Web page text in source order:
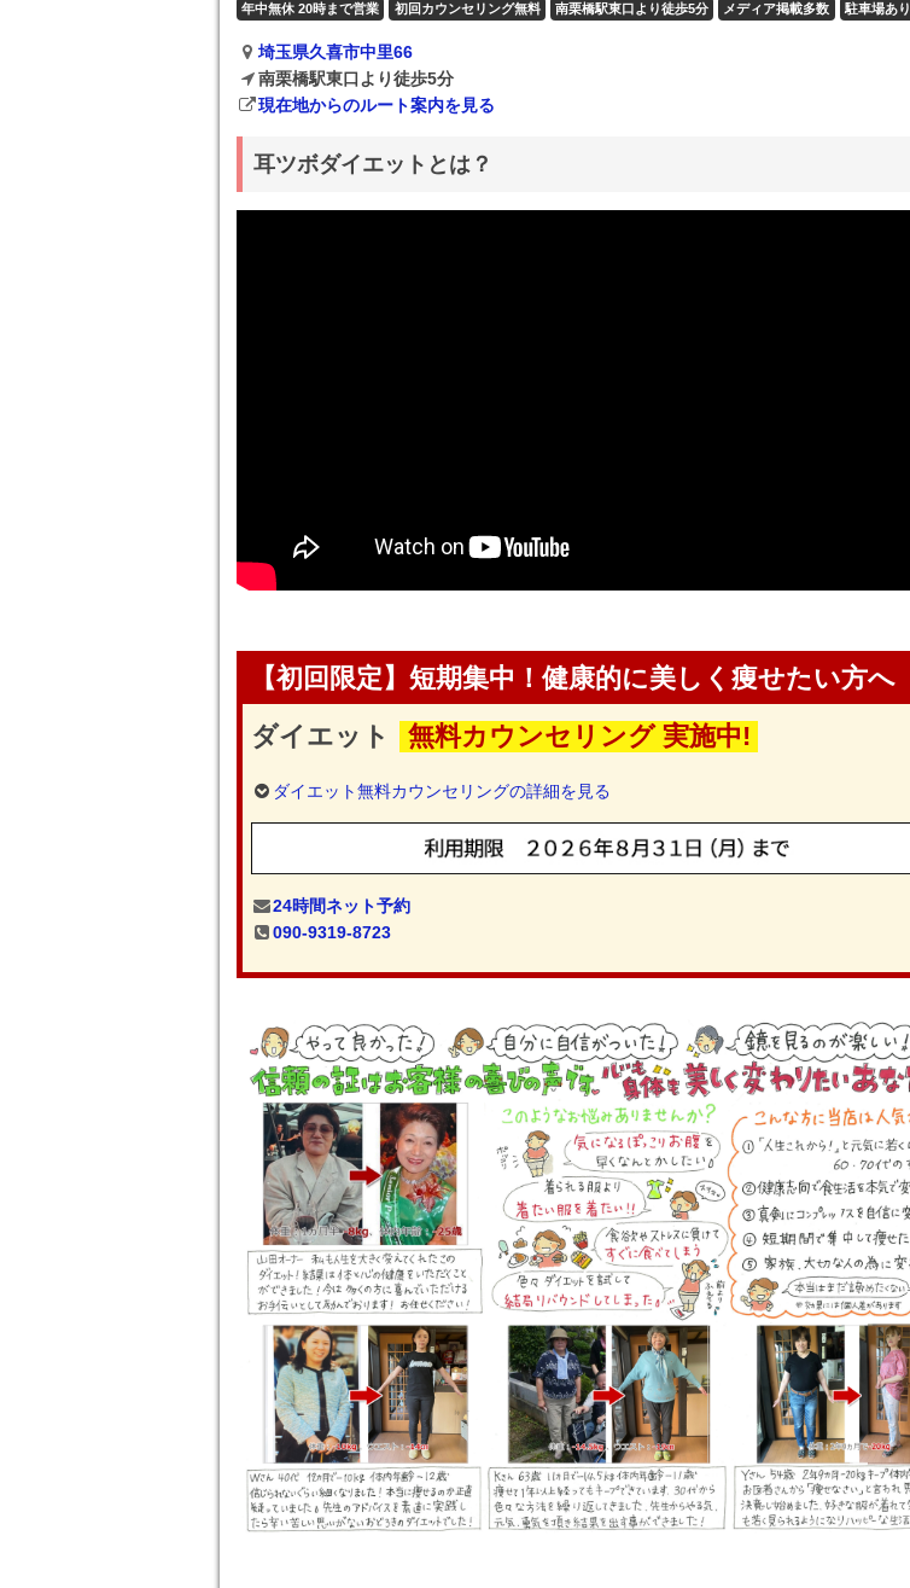
年中無休 20時まで営業 初回カウンセリング無料 南栗橋駅東口より徒歩5分 メディア掲載多数 駐車場あり
埼玉県久喜市中里66
南栗橋駅東口より徒歩5分
現在地からのルート案内を見る
耳ツボダイエットとは？
【初回限定】短期集中！健康的に美しく痩せたい方へ
ダイエット
無料カウンセリング 実施中!
ダイエット無料カウンセリングの詳細を見る
24時間ネット予約
090-9319-8723